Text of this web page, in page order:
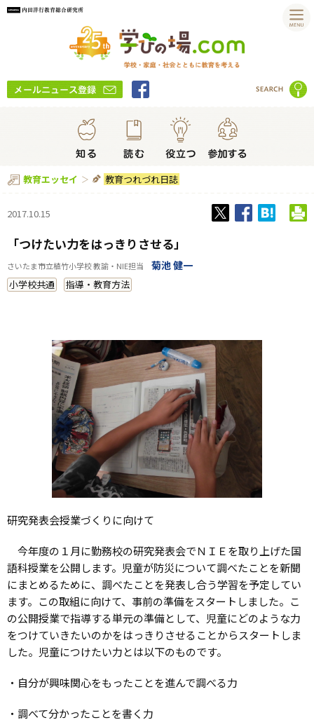
教育エッセイ 教育つれづれ日誌
2017.10.15
「つけたい力をはっきりさせる」
さいたま市立植竹小学校 教諭・NIE担当 菊池 健一
小学校共通 指導・教育方法
研究発表会授業づくりに向けて
今年度の１月に勤務校の研究発表会でＮＩＥを取り上げた国
語科授業を公開します。児童が防災について調べたことを新聞
にまとめるために、調べたことを発表し合う学習を予定してい
ます。この取組に向けて、事前の準備をスタートしました。こ
の公開授業で指導する単元の準備として、児童にどのような力
をつけていきたいのかをはっきりさせることからスタートしま
した。児童につけたい力とは以下のものです。
・自分が興味関心をもったことを進んで調べる力
・調べて分かったことを書く力